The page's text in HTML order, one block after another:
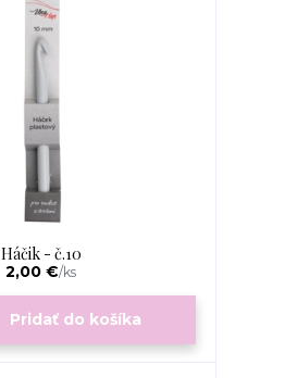
Háčik - č.10
2,00 €/ks
Pridať do košíka